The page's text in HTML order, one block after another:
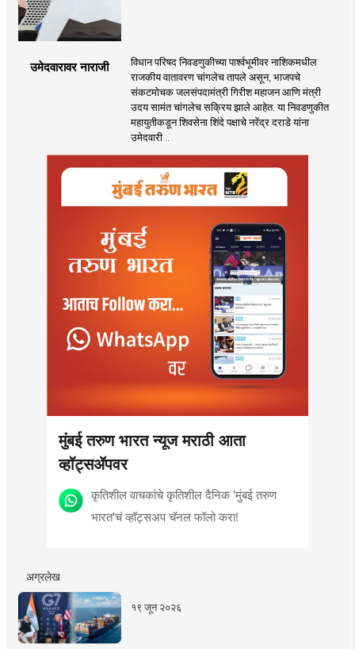
उमेदवारावर नाराजी
विधान परिषद निवडणुकीच्या पार्श्वभूमीवर नाशिकमधील
राजकीय वातावरण चांगलेच तापले असून, भाजपचे
संकटमोचक जलसंपदामंत्री गिरीश महाजन आणि मंत्री
उदय सामंत चांगलेच सक्रिय झाले आहेत. या निवडणुकीत
महायुतीकडून शिवसेना शिंदे पक्षाचे नरेंद्र दराडे यांना
उमेदवारी ..
मुंबई तरुण भारत न्यूज मराठी आता
व्हॉट्सॲपवर
कृतिशील वाचकांचे कृतिशील दैनिक 'मुंबई तरुण
भारत'चं व्हॉट्सअप चॅनल फॉलो करा!
अग्रलेख
१९ जून २०२६